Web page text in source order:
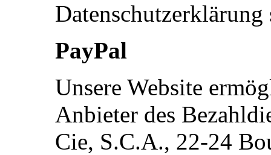
Datenschutzerklärung
PayPal
Unsere Website
Anbieter des
Cie, S.C.A., 22-24